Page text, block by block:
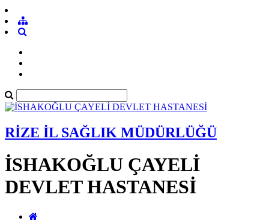
RİZE İL SAĞLIK MÜDÜRLÜĞÜ
İSHAKOĞLU ÇAYELİ
DEVLET HASTANESİ